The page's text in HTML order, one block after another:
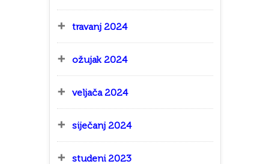
travanj 2024
ožujak 2024
veljača 2024
siječanj 2024
studeni 2023